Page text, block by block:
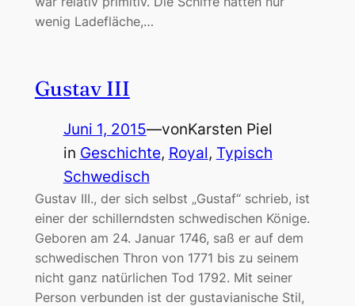
wenig Ladefläche,…
Gustav III
Juni 1, 2015—vonKarsten Piel
in Geschichte, Royal, Typisch
Schwedisch
Gustav III., der sich selbst „Gustaf“ schrieb, ist
einer der schillerndsten schwedischen Könige.
Geboren am 24. Januar 1746, saß er auf dem
schwedischen Thron von 1771 bis zu seinem
nicht ganz natürlichen Tod 1792. Mit seiner
Person verbunden ist der gustavianische Stil,